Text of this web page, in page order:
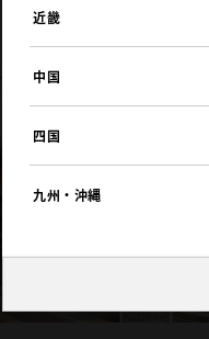
近畿
中国
四国
九州・沖縄